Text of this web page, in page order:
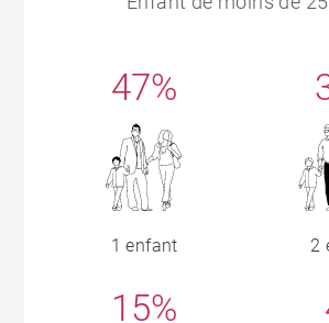
47%
1 enfant 2
15%